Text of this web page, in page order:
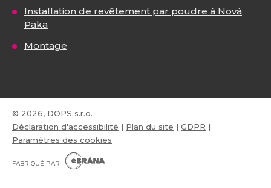
Installation de revêtement par poudre à Nová
Paka
Montage
© 2026, DOPS s.r.o.
Déclaration d'accessibilité | Plan du site | GDPR |
Paramètres des cookies
FABRIQUÉ PAR
B